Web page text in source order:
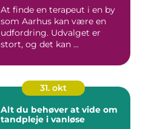
At finde en terapeut i en by
som Aarhus kan være en
udfordring. Udvalget er
stort, og det kan ...
31. okt
Alt du behøver at vide om
tandpleje i vanløse